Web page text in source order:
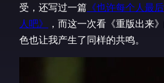
受，还写过一篇 《也许每个人最
人吧》
，而这一次看《重版出来
色也让我产生了同样的共鸣。